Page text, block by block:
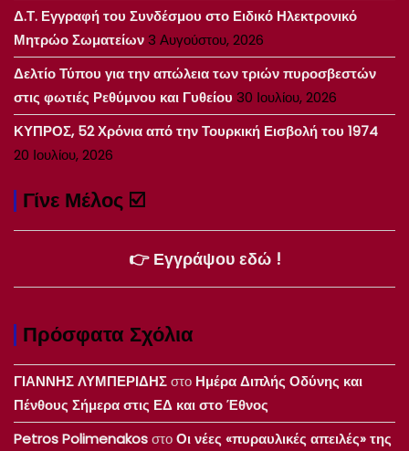
Δ.Τ. Εγγραφή του Συνδέσμου στο Ειδικό Ηλεκτρονικό
Μητρώο Σωματείων3 Αυγούστου, 2026
Δελτίο Τύπου για την απώλεια των τριών πυροσβεστών
στις φωτιές Ρεθύμνου και Γυθείου 30 Ιουλίου, 2026
ΚΥΠΡΟΣ, 52 Χρόνια από την Τουρκική Εισβολή του 1974
20 Ιουλίου, 2026
Γίνε Μέλος ☑️
👉 Εγγράψου εδώ !
Πρόσφατα Σχόλια
ΓΙΑΝΝΗΣ ΛΥΜΠΕΡΙΔΗΣστο Ημέρα Διπλής Οδύνης και
Πένθους Σήμερα στις ΕΔ και στο Έθνος
Petros PolimenakosστοΟι νέες «πυραυλικές απειλές» της